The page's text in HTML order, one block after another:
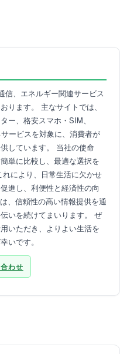
信、エネルギー関連サービス
ります。 主なサイトでは、
ー、格安スマホ・SIM、
ービスを対象に、消費者が
しています。 当社の使命
単に比較し、最適な選択を
により、日常生活に欠かせ
進し、利便性と経済性の向
、信頼性の高い情報提供を通
いを続けてまいります。 ぜ
いただき、よりよい生活を
いです。
わせ